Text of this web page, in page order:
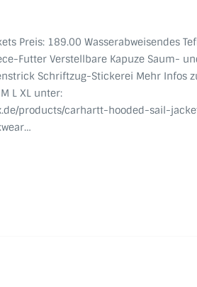
Preis: 189.00 Wasserabweisendes
Futter Verstellbare Kapuze Saum-
Schriftzug-Stickerei Mehr Infos
L XL unter:
products/carhartt-hooded-sail-